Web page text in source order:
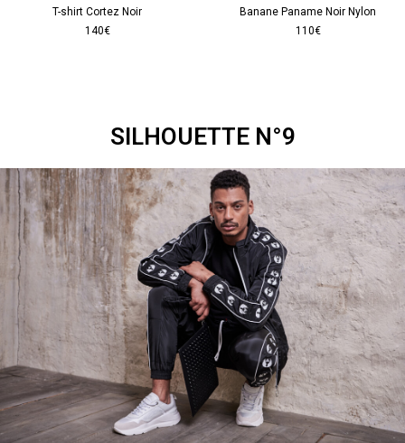
T-shirt Cortez Noir
140€
Banane Paname Noir Nylon
110€
SILHOUETTE N°9